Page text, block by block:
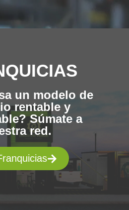
un modelo de
rentable y
Súmate a
red.